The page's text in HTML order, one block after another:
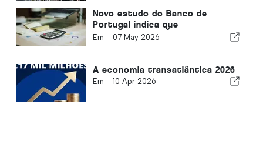
Novo estudo do Banco de
Portugal indica que
trabalhadores estrangeiros
Em - 07 May 2026
A economia transatlântica 2026
Em - 10 Apr 2026